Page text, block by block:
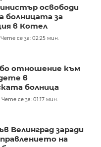
освободи
болницата за
в Котел
Чете се за: 02:25 мин.
отношение към
в
болница
Чете се за: 01:17 мин.
Велинград заради
на